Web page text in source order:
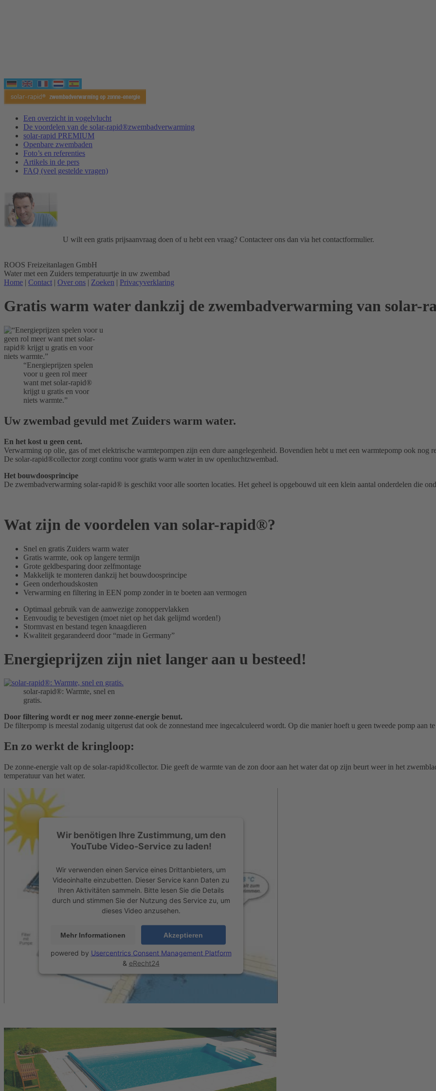
Een overzicht in vogelvlucht
De voordelen van de solar-rapid®zwembadverwarming
solar-rapid PREMIUM
Openbare zwembaden
Foto’s en referenties
Artikels in de pers
FAQ (veel gestelde vragen)
U wilt een gratis prijsaanvraag doen of u hebt een vraag? Contacteer ons dan via het contactformulier.
ROOS Freizeitanlagen GmbH
Water met een Zuiders temperatuurtje in uw zwembad
Home | Contact | Over ons | Zoeken | Privacyverklaring
Gratis warm water dankzij de zwembadverwarming van solar-
“Energieprijzen spelen
voor u geen rol meer
want met solar-rapid®
krijgt u gratis en voor
niets warmte.”
Uw zwembad gevuld met Zuiders warm water.
En het kost u geen cent.
Verwarming op olie, gas of met elektrische warmtepompen zijn een dure aangelegenheid. Bovendien hebt u met een warmtepomp ook nog
De solar-rapid®collector zorgt continu voor gratis warm water in uw openluchtzwembad.
Het bouwdoosprincipe
De zwembadverwarming solar-rapid® is geschikt voor alle soorten locaties. Het geheel is opgebouwd uit een klein aantal onderdelen die
Wat zijn de voordelen van solar-rapid®?
Snel en gratis Zuiders warm water
Gratis warmte, ook op langere termijn
Grote geldbesparing door zelfmontage
Makkelijk te monteren dankzij het bouwdoosprincipe
Geen onderhoudskosten
Verwarming en filtering in EEN pomp zonder in te boeten aan vermogen
Optimaal gebruik van de aanwezige zonoppervlakken
Eenvoudig te bevestigen (moet niet op het dak gelijmd worden!)
Stormvast en bestand tegen knaagdieren
Kwaliteit gegarandeerd door “made in Germany”
Energieprijzen zijn niet langer aan u besteed!
solar-rapid®: Warmte, snel en
gratis.
Door filtering wordt er nog meer zonne-energie benut.
De filterpomp is meestal zodanig uitgerust dat ook de zonnestand mee ingecalculeerd wordt. Op die manier hoeft u geen tweede pomp aan
En zo werkt de kringloop:
De zonne-energie valt op de solar-rapid®collector. Die geeft de warmte van de zon door aan het water dat op zijn beurt weer in het
temperatuur van het water.
Wir benötigen Ihre Zustimmung, um den
YouTube Video-Service zu laden!
Wir verwenden einen Service eines Drittanbieters, um
Videoinhalte einzubetten. Dieser Service kann Daten zu
Ihren Aktivitäten sammeln. Bitte lesen Sie die Details
durch und stimmen Sie der Nutzung des Service zu, um
dieses Video anzusehen.
Mehr Informationen Akzeptieren
powered by Usercentrics Consent Management Platform
& eRecht24